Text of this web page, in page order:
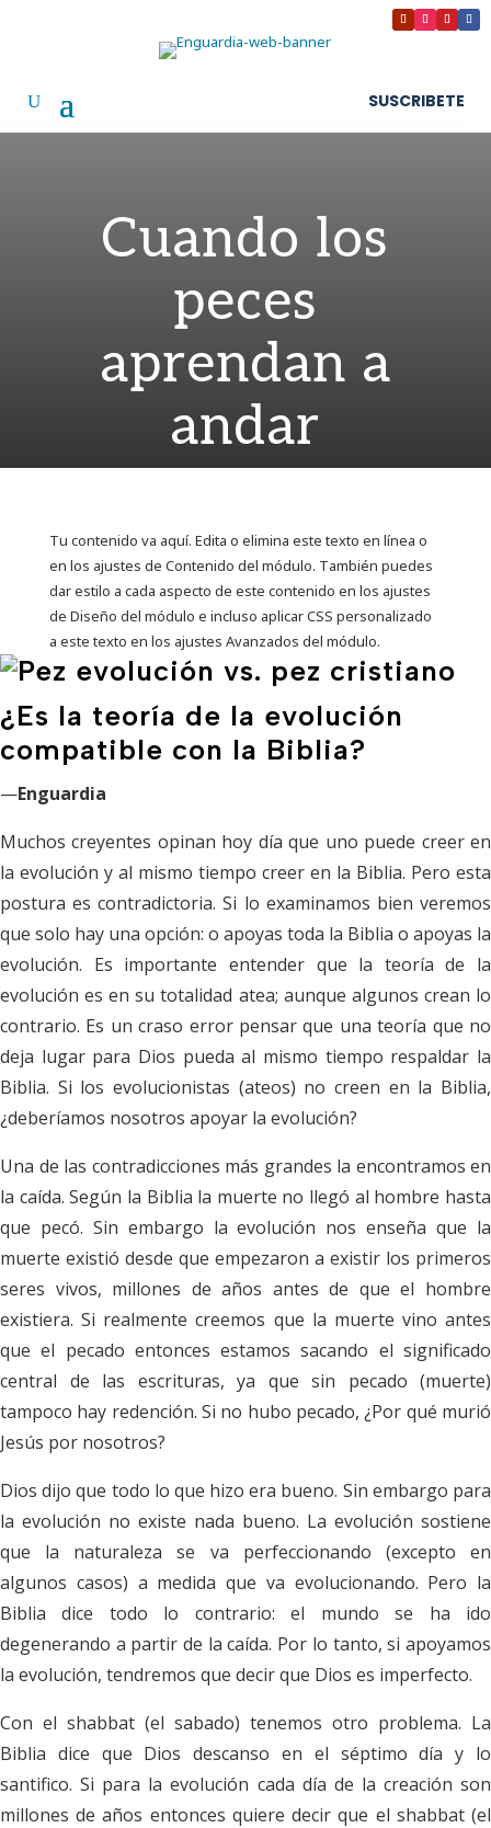
SUSCRIBETE
Cuando los
peces
aprendan a
andar
Tu contenido va aquí. Edita o elimina este texto en línea o
en los ajustes de Contenido del módulo. También puedes
dar estilo a cada aspecto de este contenido en los ajustes
de Diseño del módulo e incluso aplicar CSS personalizado
a este texto en los ajustes Avanzados del módulo.
¿Es la teoría de la evolución
compatible con la Biblia?
—Enguardia
Muchos creyentes opinan hoy día que uno puede creer en
la evolución y al mismo tiempo creer en la Biblia. Pero esta
postura es contradictoria. Si lo examinamos bien veremos
que solo hay una opción: o apoyas toda la Biblia o apoyas la
evolución. Es importante entender que la teoría de la
evolución es en su totalidad atea; aunque algunos crean lo
contrario. Es un craso error pensar que una teoría que no
deja lugar para Dios pueda al mismo tiempo respaldar la
Biblia. Si los evolucionistas (ateos) no creen en la Biblia,
¿deberíamos nosotros apoyar la evolución?
Una de las contradicciones más grandes la encontramos en
la caída. Según la Biblia la muerte no llegó al hombre hasta
que pecó. Sin embargo la evolución nos enseña que la
muerte existió desde que empezaron a existir los primeros
seres vivos, millones de años antes de que el hombre
existiera. Si realmente creemos que la muerte vino antes
que el pecado entonces estamos sacando el significado
central de las escrituras, ya que sin pecado (muerte)
tampoco hay redención. Si no hubo pecado, ¿Por qué murió
Jesús por nosotros?
Dios dijo que todo lo que hizo era bueno. Sin embargo para
la evolución no existe nada bueno. La evolución sostiene
que la naturaleza se va perfeccionando (excepto en
algunos casos) a medida que va evolucionando. Pero la
Biblia dice todo lo contrario: el mundo se ha ido
degenerando a partir de la caída. Por lo tanto, si apoyamos
la evolución, tendremos que decir que Dios es imperfecto.
Con el shabbat (el sabado) tenemos otro problema. La
Biblia dice que Dios descanso en el séptimo día y lo
santifico. Si para la evolución cada día de la creación son
millones de años entonces quiere decir que el shabbat(el